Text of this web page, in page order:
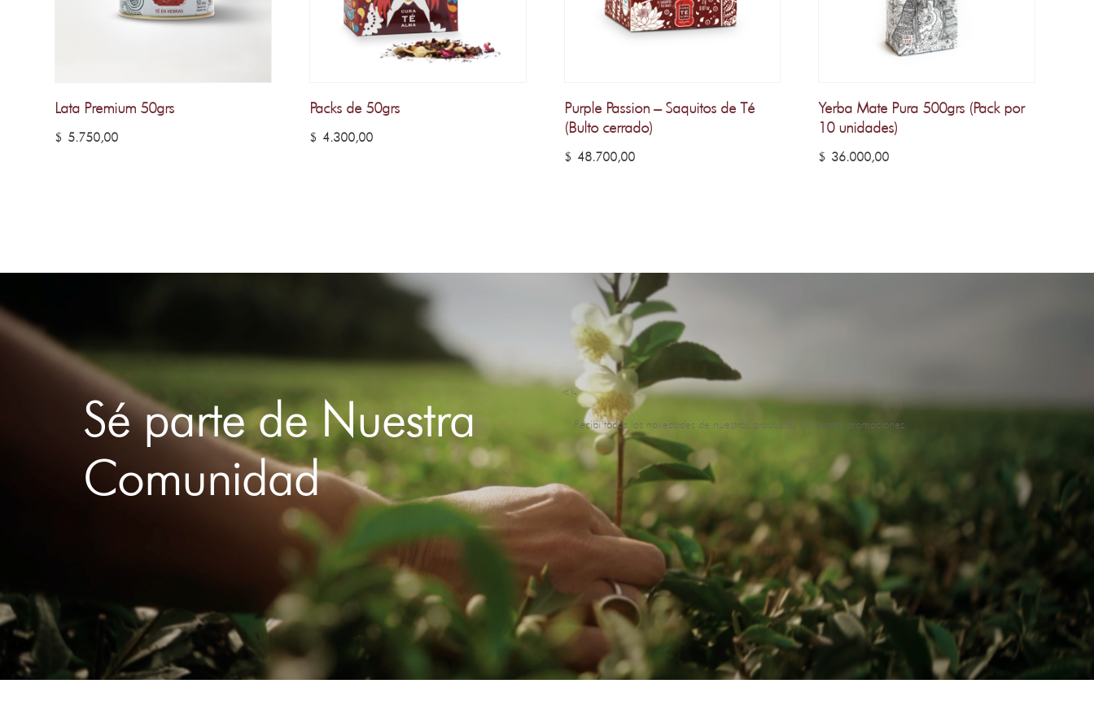
Lata Premium 50grs
$ 5.750,00
Packs de 50grs
$4.300,00
Purple Passion – Saquitos de Té
(Bulto cerrado)
$48.700,00
Yerba Mate Pura 500grs (Pack por
10 unidades)
$ 36.000,00
Sé parte de Nuestra
Comunidad
<!-
Recibí todas las novedades de nuestros productos y nuestras promociones.